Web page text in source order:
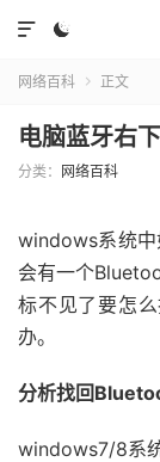


网络百科  正文
电脑蓝牙右
分类： 网络百科
windows系统
会有一个
标不见了要怎
办。
分析找回
windows7/8系